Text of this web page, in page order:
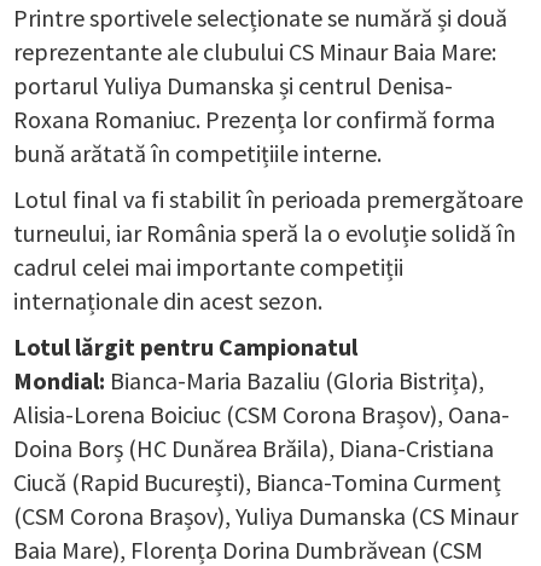
Printre sportivele selecționate se numără și două
reprezentante ale clubului CS Minaur Baia Mare:
portarul Yuliya Dumanska și centrul Denisa-
Roxana Romaniuc. Prezența lor confirmă forma
bună arătată în competițiile interne.
Lotul final va fi stabilit în perioada premergătoare
turneului, iar România speră la o evoluție solidă în
cadrul celei mai importante competiții
internaționale din acest sezon.
Lotul lărgit pentru Campionatul
Mondial: Bianca-Maria Bazaliu (Gloria Bistrița),
Alisia-Lorena Boiciuc (CSM Corona Brașov), Oana-
Doina Borș (HC Dunărea Brăila), Diana-Cristiana
Ciucă (Rapid București), Bianca-Tomina Curmenț
(CSM Corona Brașov), Yuliya Dumanska (CS Minaur
Baia Mare), Florența Dorina Dumbrăvean (CSM